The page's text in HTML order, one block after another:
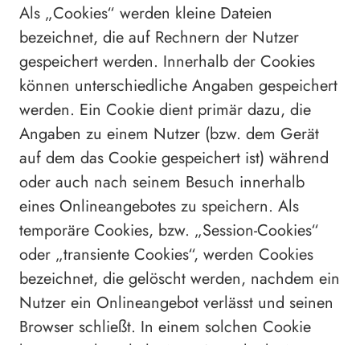
Als „Cookies“ werden kleine Dateien
bezeichnet, die auf Rechnern der Nutzer
gespeichert werden. Innerhalb der Cookies
können unterschiedliche Angaben gespeichert
werden. Ein Cookie dient primär dazu, die
Angaben zu einem Nutzer (bzw. dem Gerät
auf dem das Cookie gespeichert ist) während
oder auch nach seinem Besuch innerhalb
eines Onlineangebotes zu speichern. Als
temporäre Cookies, bzw. „Session-Cookies“
oder „transiente Cookies“, werden Cookies
bezeichnet, die gelöscht werden, nachdem ein
Nutzer ein Onlineangebot verlässt und seinen
Browser schließt. In einem solchen Cookie